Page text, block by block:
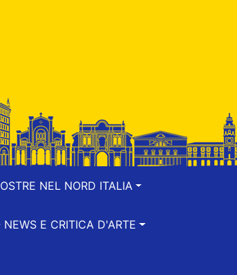
NEL NORD ITALIA
E CRITICA D'ARTE